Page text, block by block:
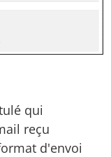
qui
reçu
d'envoi